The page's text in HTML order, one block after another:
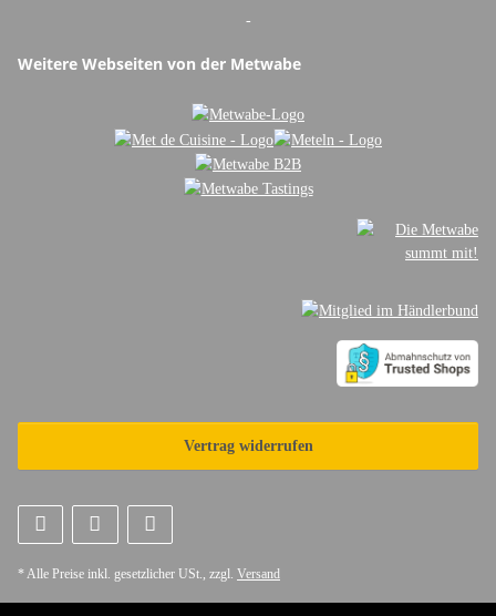
-
Weitere Webseiten von der Metwabe
Vertrag widerrufen
* Alle Preise inkl. gesetzlicher USt., zzgl. Versand